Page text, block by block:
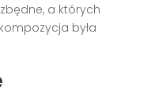
a których
była